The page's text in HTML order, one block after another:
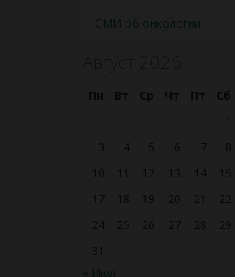
СМИ об онкологии
Пн Вт Ср Чт Пт Сб
1
3
4 5 6 7 8
10
11 12 13 14 15
17
18 19 20 21 22
24
25 26 27 28 29
31
« Июл